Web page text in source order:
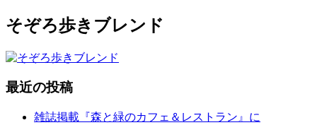
そぞろ歩きブレンド
最近の投稿
雑誌掲載『森と緑のカフェ＆レストラン』に